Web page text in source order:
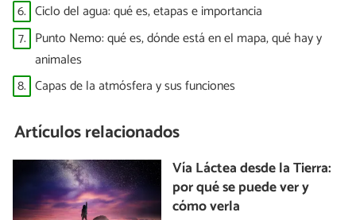
6. Ciclo del agua: qué es, etapas e importancia
7. Punto Nemo: qué es, dónde está en el mapa, qué hay y
animales
8. Capas de la atmósfera y sus funciones
Artículos relacionados
Vía Láctea desde la Tierra:
por qué se puede ver y
cómo verla